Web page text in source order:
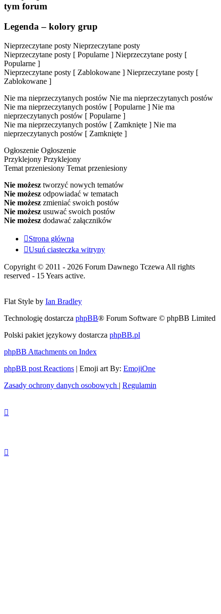
tym forum
Legenda – kolory grup
Nieprzeczytane posty Nieprzeczytane posty
Nieprzeczytane posty [ Popularne ] Nieprzeczytane posty [
Popularne ]
Nieprzeczytane posty [ Zablokowane ] Nieprzeczytane posty [
Zablokowane ]
Nie ma nieprzeczytanych postów Nie ma nieprzeczytanych postów
Nie ma nieprzeczytanych postów [ Popularne ] Nie ma
nieprzeczytanych postów [ Popularne ]
Nie ma nieprzeczytanych postów [ Zamknięte ] Nie ma
nieprzeczytanych postów [ Zamknięte ]
Ogłoszenie Ogłoszenie
Przyklejony Przyklejony
Temat przeniesiony Temat przeniesiony
Nie możesz tworzyć nowych tematów
Nie możesz odpowiadać w tematach
Nie możesz zmieniać swoich postów
Nie możesz usuwać swoich postów
Nie możesz dodawać załączników
Strona główna
Usuń ciasteczka witryny
Copyright © 2011 - 2026 Forum Dawnego Tczewa All rights
reserved - 15 Years active.
Flat Style by Ian Bradley
Technologię dostarcza phpBB® Forum Software © phpBB Limited
Polski pakiet językowy dostarcza phpBB.pl
phpBB Attachments on Index
phpBB post Reactions | Emoji art By: EmojiOne
Zasady ochrony danych osobowych | Regulamin